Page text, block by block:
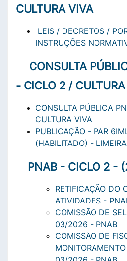
CULTURA VIVA
LEIS / DECRETOS /
INSTRUÇÕES
CONSULTA
- CICLO 2 /
CONSULTA PÚBLICA
CULTURA VIVA
PUBLICAÇÃO - PAR
(HABILITADO) -
PNAB - CICLO 2 -
RETIFICAÇÃO DO
ATIVIDADES -
COMISSÃO DE
03/2026 - PNAB
COMISSÃO DE